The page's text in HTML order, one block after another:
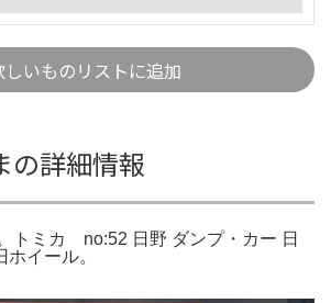
しいものリストに追加
の詳細情報
トミカ no:52 日野 ダンプ・カー 日
イール。